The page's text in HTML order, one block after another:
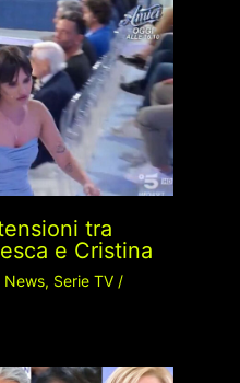
tra
e Cristina
News, Serie TV/